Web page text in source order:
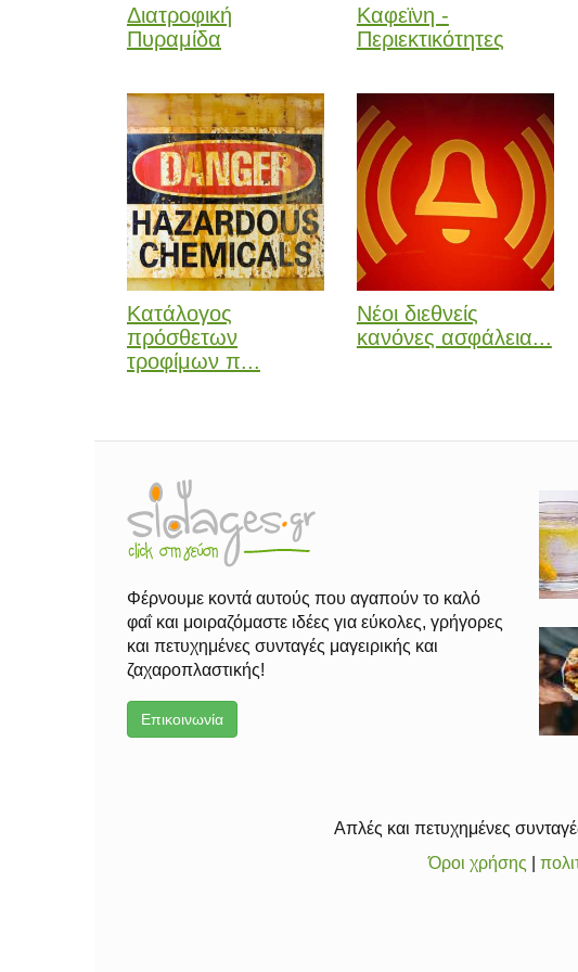
Διατροφική
Πυραμίδα
Καφεϊνη -
Περιεκτικότητες
Κατάλογος
πρόσθετων
τροφίμων π...
Νέοι διεθνείς
κανόνες ασφάλεια...
Φέρνουμε κοντά αυτούς που αγαπούν το καλό
φαΐ και μοιραζόμαστε ιδέες για εύκολες, γρήγορες
και πετυχημένες συνταγές μαγειρικής και
ζαχαροπλαστικής!
Επικοινωνία
Απλές και πετυχημένες
Όροι χρήσης